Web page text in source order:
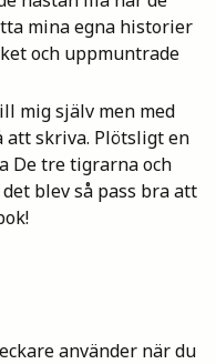
mina egna historier
och uppmuntrade
mig själv men med
skriva. Plötsligt en
De tre tigrarna och
blev så pass bra att
använder när du